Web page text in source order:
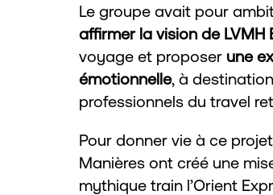
Le groupe avait pour
affirmer la vision de LVMH
voyage et proposer une
émotionnelle, à
professionnels du travel
Pour donner vie à ce
Manières ont créé une
mythique train l’Orient